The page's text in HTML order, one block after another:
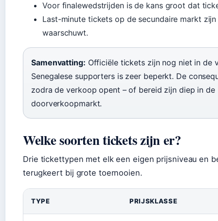
Voor finalewedstrijden is de kans groot dat
Last-minute tickets op de secundaire markt
waarschuwt.
Samenvatting: Officiële tickets zijn nog niet in de
Senegalese supporters is zeer beperkt. De
zodra de verkoop opent – of bereid zijn diep in
doorverkoopmarkt.
Welke soorten tickets zijn er?
Drie tickettypen met elk een eigen prijsniveau en
terugkeert bij grote toernooien.
TYPE PRIJSKLASSE